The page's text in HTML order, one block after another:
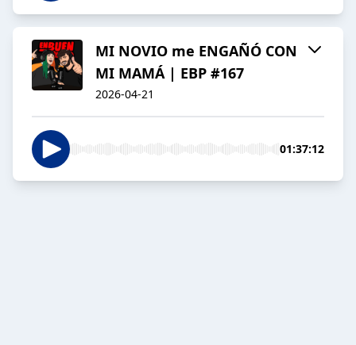
MI NOVIO me ENGAÑÓ CON
MI MAMÁ | EBP #167
2026-04-21
01:37:12